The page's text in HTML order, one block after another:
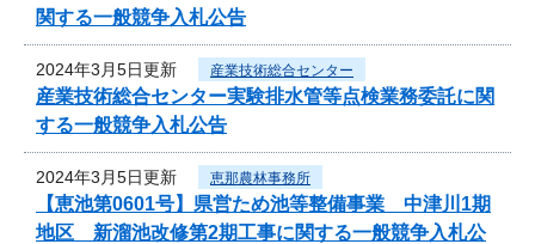
関する一般競争入札公告
2024年3月5日更新 産業技術総合センター
産業技術総合センター実験排水管等点検業務委託に関
する一般競争入札公告
2024年3月5日更新 恵那農林事務所
【恵池第0601号】県営ため池等整備事業 中津川1期
地区 新溜池改修第2期工事に関する一般競争入札公